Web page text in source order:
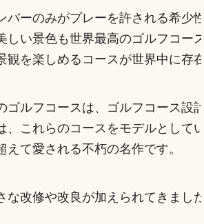
ーのみがプレーを許される希少
しい景色も世界最高のゴルフコー
を楽しめるコースが世界中に存在
ルフコースは、ゴルフコース設
これらのコースをモデルとしてい
て愛される不朽の名作です。
改修や改良が加えられてきまし